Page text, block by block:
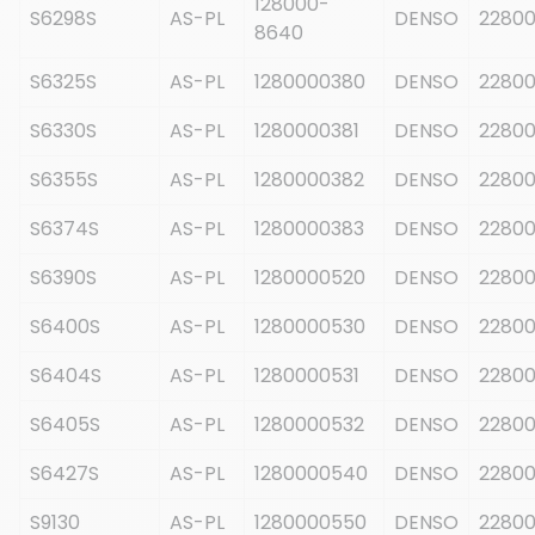
S6298S AS-PL
8640
DENSO
S6325S AS-PL 1280000380 DENSO
S6330S
AS-PL 1280000381 DENSO
S6355S
AS-PL 1280000382 DENSO
S6374S
AS-PL 1280000383 DENSO
S6390S
AS-PL 1280000520 DENSO
S6400S
AS-PL 1280000530 DENSO
S6404S
AS-PL 1280000531 DENSO
S6405S
AS-PL 1280000532 DENSO
S6427S
AS-PL 1280000540 DENSO
S9130
AS-PL 1280000550 DENSO